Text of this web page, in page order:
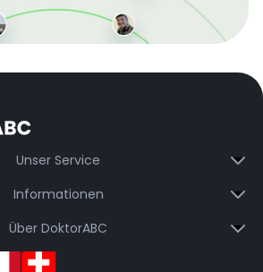
erhalten schnelle Lieferung und
Unser Service
Informationen
Über DoktorABC